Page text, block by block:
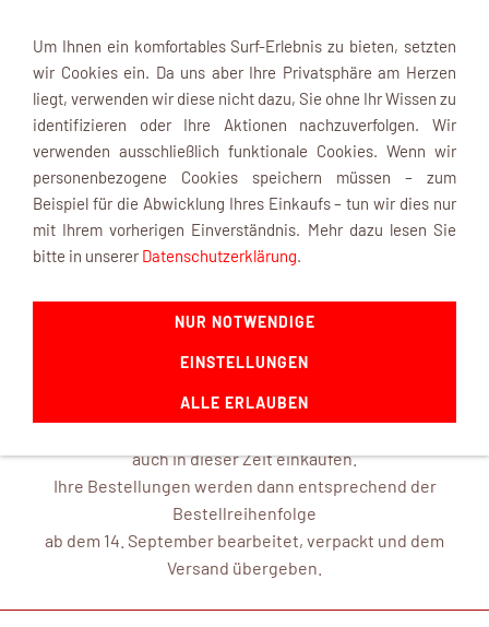
Navigation einblenden
INFOBOX
mk-modelltechnik macht Urlaub ...
ab dem 22. August 2026 und ist mit frischen Ideen ab dem
14. September 2026 wieder für Sie da.
auch in dieser Zeit einkaufen.
Ihre Bestellungen werden dann entsprechend der
Bestellreihenfolge
ab dem 14. September bearbeitet, verpackt und dem
Versand übergeben.
Um Ihnen ein komfortables Surf-Erlebnis zu bieten, setzten
wir Cookies ein. Da uns aber Ihre Privatsphäre am Herzen
liegt, verwenden wir diese nicht dazu, Sie ohne Ihr Wissen zu
identifizieren oder Ihre Aktionen nachzuverfolgen. Wir
verwenden ausschließlich funktionale Cookies. Wenn wir
personenbezogene Cookies speichern müssen – zum
Beispiel für die Abwicklung Ihres Einkaufs – tun wir dies nur
mit Ihrem vorherigen Einverständnis. Mehr dazu lesen Sie
bitte in unserer Datenschutzerklärung.
NUR NOTWENDIGE
EINSTELLUNGEN
ALLE ERLAUBEN